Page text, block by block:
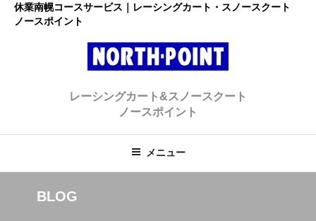
休業南幌コースサービス｜レーシングカート・スノースクート
ノースポイント
ト ノースポイント
レーシングカート&スノースクート
ノースポイント
メニュー
BLOG